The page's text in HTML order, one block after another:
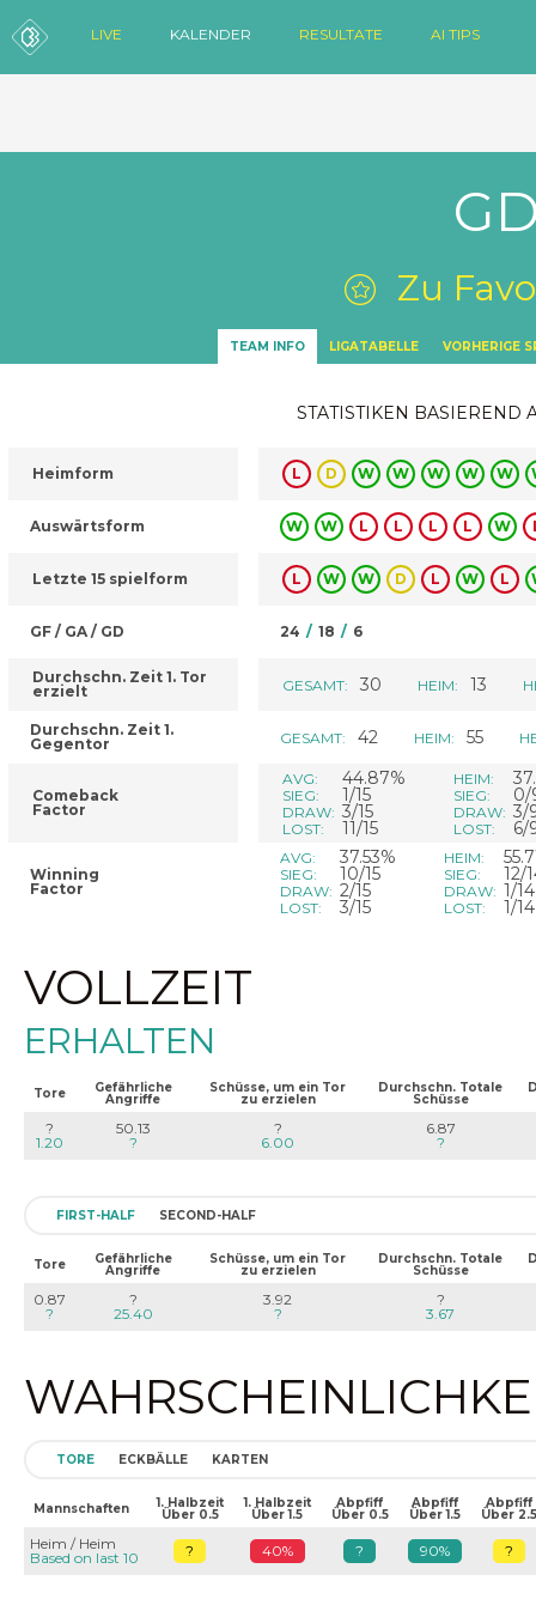
LIVE KALENDER RESULTATE AI TIPS
Zu
TEAM INFO LIGATABELLE VORHERIGE
STATISTIKEN BASIEREND
Heimform
Auswärtsform
Letzte 15 spielform
GF / GA / GD
Durchschn. Zeit 1. Tor
erzielt
Durchschn. Zeit 1.
Gegentor
Comeback
Factor
Winning
Factor
L D W W W W W
W W L L L L W
L W W D L W L
24 / 18 / 6
GESAMT: 30 HEIM: 13
GESAMT: 42 HEIM: 55
AVG: 44.87%
SIEG: 1/15
DRAW: 3/15
LOST: 11/15
HEIM:
SIEG: 0/
DRAW: 3/
LOST: 6/
AVG: 37.53%
SIEG: 10/15
DRAW: 2/15
LOST: 3/15
HEIM:
SIEG: 12/
DRAW: 1/14
LOST: 1/14
VOLLZEIT
ERHALTEN
Tore Gefährliche
Angriffe
Schüsse, um ein Tor
zu erzielen
Durchschn. Totale
Schüsse
?
1.20
50.13
?
?
6.00
6.87
?
FIRST-HALF SECOND-HALF
Tore Gefährliche
Angriffe
Schüsse, um ein Tor
zu erzielen
Durchschn. Totale
Schüsse
0.87
?
?
25.40
3.92
?
?
3.67
TORE ECKBÄLLE KARTEN
Mannschaften 1. Halbzeit
Über 0.5
1. Halbzeit
Über 1.5
Abpfiff
Über 0.5
Abpfiff
Über 1.5
Abpfiff
Über 2.5
Heim / Heim
Based on last 10
? 40% ? 90% ?